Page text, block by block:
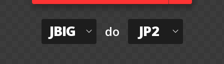
JBIG do JP2